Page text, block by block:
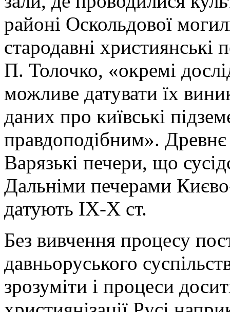
районі Оскольдової
стародавні християнські
П. Толочко, «окремі
можливе датувати їх
даних про київські
правдоподібним».
Варязькі печери, що
Дальніми печерами
датують ІХ-Х ст.
Без вивчення процесу
давньоруського
зрозуміти і процеси